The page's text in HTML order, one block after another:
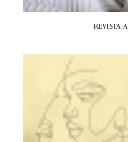
REVISTA